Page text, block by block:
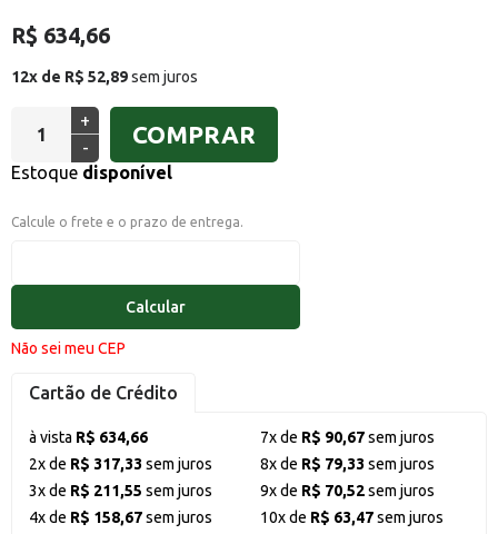
R$ 634,66
12x de R$ 52,89sem juros
+
-
COMPRAR
Estoque disponível
Calcule o frete e o prazo de entrega.
Calcular
Não sei meu CEP
Cartão de Crédito
à vista R$ 634,66
2x de R$ 317,33 sem juros
3x de R$ 211,55 sem juros
4x de R$ 158,67sem juros
7x de R$ 90,67sem juros
8x de R$ 79,33 sem juros
9x de R$ 70,52sem juros
10x de R$ 63,47sem juros